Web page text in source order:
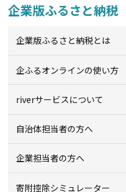
企業版ふるさと納税
企業版ふるさと納税とは
企ふるオンラインの使い方
riverサービスについて
自治体担当者の方へ
企業担当者の方へ
寄附控除シミュレーター